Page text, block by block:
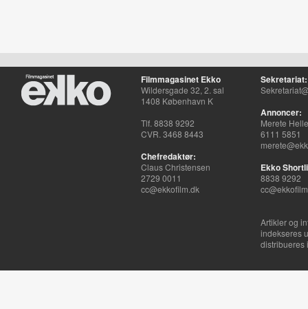
Filmmagasinet Ekko
Wildersgade 32, 2. sal
1408 København K
Tlf. 8838 9292
CVR. 3468 8443
Chefredaktør:
Claus Christensen
2729 0011
cc@ekkofilm.dk
Sekretariat:
Annoncer:
Merete
6111 5851
Ekko
8838 9292
Artikler og
indekseres
distribueres